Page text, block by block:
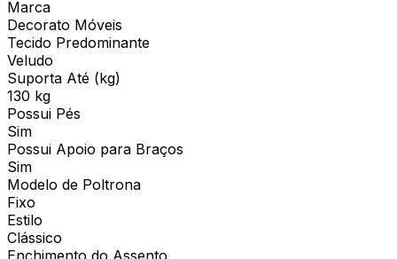
Marca
Decorato Móveis
Tecido Predominante
Veludo
Suporta Até (kg)
130 kg
Possui Pés
Sim
Possui Apoio para Braços
Sim
Modelo de Poltrona
Fixo
Estilo
Clássico
Enchimento do Assento